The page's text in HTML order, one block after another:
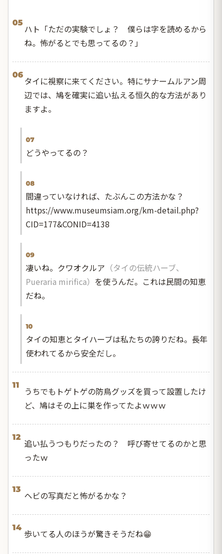
05
ハト「ただの実験でしょ？ 僕らは字を読めるから
ね。怖がるとでも思ってるの？」
06
タイに視察に来てください。特にサナームルアン周
辺では、鳩を確実に追い払える恒久的な方法があり
ますよ。
07
どうやってるの？
08
間違っていなければ、たぶんこの方法かな？
https://www.museumsiam.org/km-detail.php?
CID=177&CONID=4138
09
凄いね。クワオクルア （タイの伝統ハーブ、
Pueraria mirifica） を使うんだ。これは民間の知恵
だね。
10
タイの知恵とタイハーブは私たちの誇りだね。長年
使われてるから安全だし。
11
うちでもトゲトゲの防鳥グッズを買って設置したけ
ど、鳩はその上に巣を作ってたよｗｗｗ
12
追い払うつもりだったの？ 呼び寄せてるのかと思
ったｗ
13
ヘビの写真だと怖がるかな？
14
歩いてる人のほうが驚きそうだね😁